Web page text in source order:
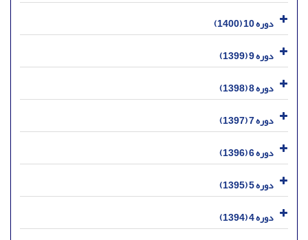
دوره 10 (1400)
دوره 9 (1399)
دوره 8 (1398)
دوره 7 (1397)
دوره 6 (1396)
دوره 5 (1395)
دوره 4 (1394)